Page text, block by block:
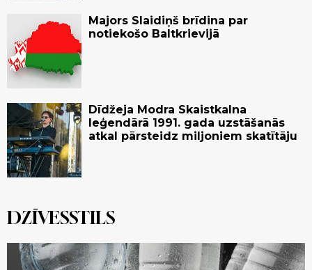
Majors Slaidiņš brīdina par
notiekošo Baltkrievijā
Dīdžeja Modra Skaistkalna
leģendārā 1991. gada uzstāšanās
atkal pārsteidz miljoniem skatītāju
DZĪVESSTILS